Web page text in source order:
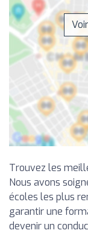
Trouvez les
Nous avons
écoles les plus
garantir une
devenir un